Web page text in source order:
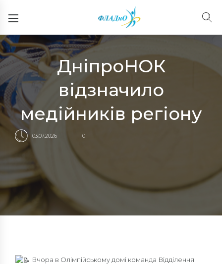
ДніпроНОК
відзначило
медійників регіону
03.07.2026 0
Вчора в Олімпійському домі команда Відділення